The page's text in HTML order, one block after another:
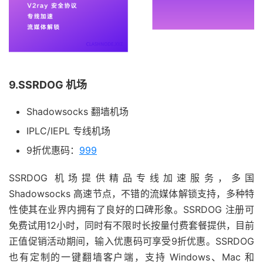
9.SSRDOG 机场
Shadowsocks 翻墙机场
IPLC/IEPL 专线机场
9折优惠码： 999
SSRDOG 机场提供精品专线加速服务，多国
Shadowsocks 高速节点，不错的流媒体解锁支持，多种特
性使其在业界内拥有了良好的口碑形象。SSRDOG 注册可
免费试用12小时，同时有不限时长按量付费套餐提供，目前
正值促销活动期间，输入优惠码可享受9折优惠。SSRDOG
也有定制的一键翻墙客户端，支持 Windows、Mac 和